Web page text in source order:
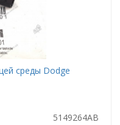
среды Dodge
5149264AB